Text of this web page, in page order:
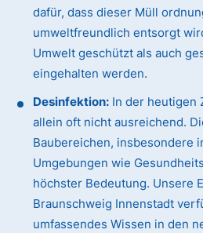
dafür, dass dieser Müll
umweltfreundlich entsorgt
Umwelt geschützt als auch
eingehalten werden.
Desinfektion: In der heutigen
allein oft nicht ausreichend.
Baubereichen, insbesondere
Umgebungen wie
höchster Bedeutung. Unsere
Braunschweig Innenstadt
umfassendes Wissen in den